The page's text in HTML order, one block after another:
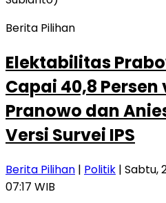
Berita Pilihan
Elektabilitas
Capai 40,8 Persen
Pranowo dan
Versi Survei IPS
Berita Pilihan | Politik | Sabtu,
07:17 WIB